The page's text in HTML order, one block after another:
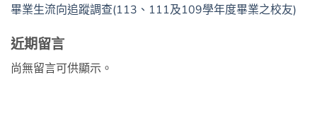
畢業生流向追蹤調查(113、111及109學年度畢業之校友)
近期留言
尚無留言可供顯示。